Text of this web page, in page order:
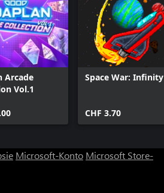
Arcade
Vol.1
Space War: Infinity
CHF 3.70
Microsoft-Konto Microsoft Store-